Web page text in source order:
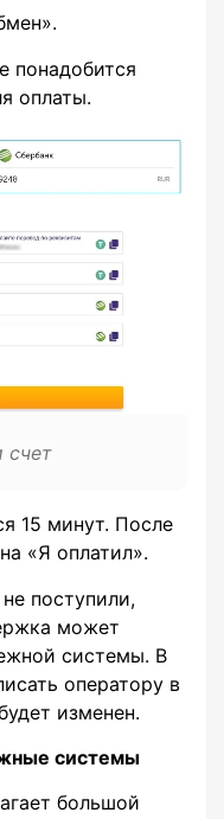
понадобится
оплаты.
счет
15 минут. После
«Я оплатил».
поступили,
может
системы. В
оператору в
изменен.
системы
большой